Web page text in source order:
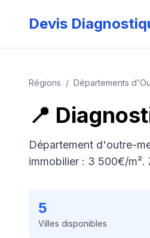
Devis
Régions / Départements
📍
Département d'outre-
immobilier : 3 500€/m².
5
Villes disponibles